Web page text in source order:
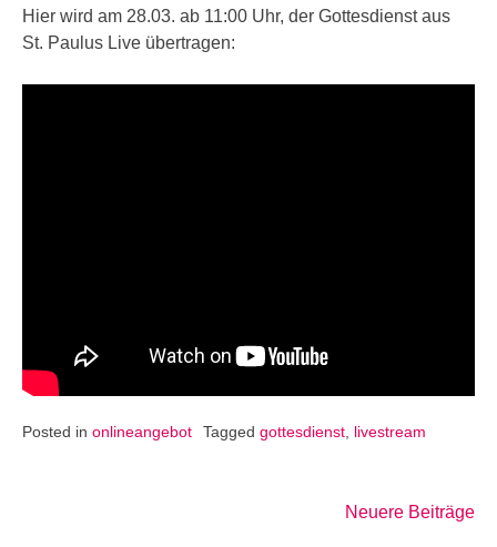
Hier wird am 28.03. ab 11:00 Uhr, der Gottesdienst aus
St. Paulus Live übertragen:
Posted in onlineangebot Tagged gottesdienst, livestream
BeitragsnavigationNeuere Beiträge